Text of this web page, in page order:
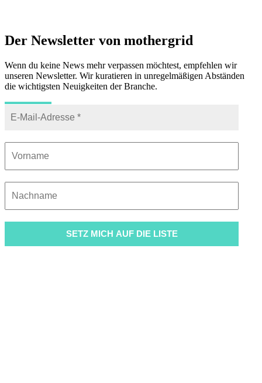
Der Newsletter von mothergrid
Wenn du keine News mehr verpassen möchtest, empfehlen wir
unseren Newsletter. Wir kuratieren in unregelmäßigen Abständen
die wichtigsten Neuigkeiten der Branche.